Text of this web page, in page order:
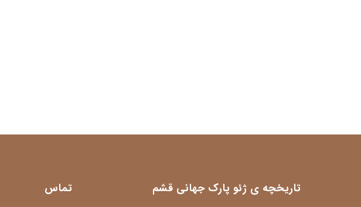
تاریخچه ی ژئو پارک جهانی قشم تماس